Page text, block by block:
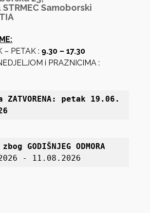
STRMEC Samoborski
– PETAK : 9.30 – 17.30
i PRAZNICIMA :
ZATVORENA: petak 19 .06.
zbog GODIŠNJEG ODMORA
- 11.08.2026